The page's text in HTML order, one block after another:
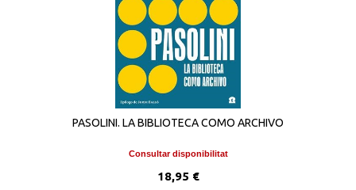
PASOLINI. LA BIBLIOTECA COMO ARCHIVO
Consultar disponibilitat
18,95 €